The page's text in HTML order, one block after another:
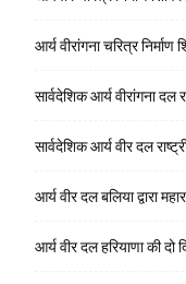
आर्य वीरांगना चरित्र निर्माण
सार्वदेशिक आर्य वीरांगना दल
सार्वदेशिक आर्य वीर दल
आर्य वीर दल बलिया द्वारा
आर्य वीर दल हरियाणा की दो